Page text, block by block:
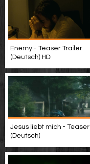
Enemy - Teaser Trailer
(Deutsch) HD
Jesus liebt mich - Teaser
(Deutsch)